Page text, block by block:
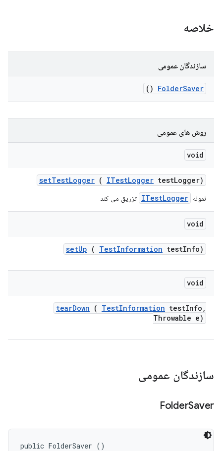
خلاصه
سازندگان عمومی
FolderSaver
()
روش های عمومی
void
setTestLogger ( ITestLogger testLogger)
نمونه ITestLogger تزریق می کند
void
setUp ( TestInformation testInfo)
void
tearDown ( TestInformation testInfo ,
Throwable e)
سازندگان عمومی
FolderSaver
public FolderSaver ()